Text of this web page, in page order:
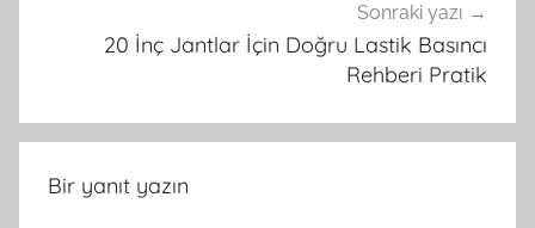
Sonraki yazı
20 İnç Jantlar İçin Doğru Lastik Basıncı
Rehberi Pratik
Bir yanıt yazın